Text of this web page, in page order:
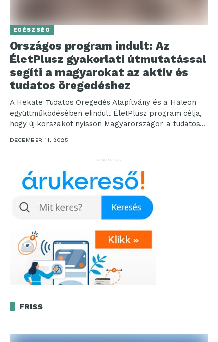
EGÉSZSÉG
Országos program indult: Az
ÉletPlusz gyakorlati útmutatással
segíti a magyarokat az aktív és
tudatos öregedéshez
A Hekate Tudatos Öregedés Alapítvány és a Haleon
együttműködésében elindult ÉletPlusz program célja,
hogy új korszakot nyisson Magyarországon a tudatos
DECEMBER 11, 2025
HIRDETÉS
FRISS